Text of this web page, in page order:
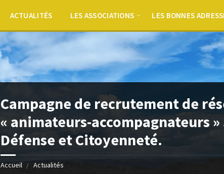
ACTUALITÉS LES ASSOCIATIONS LES BONNES
Campagne de recrutement de
« animateurs-accompagnateurs
Défense et Citoyenneté.
Accueil Actualités